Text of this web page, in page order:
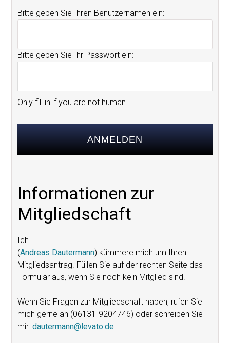
Only fill in if you are not human
Informationen zur
Mitgliedschaft
Ich
(Andreas Dautermann) kümmere mich um Ihren
Mitgliedsantrag. Füllen Sie auf der rechten Seite das
Formular aus, wenn Sie noch kein Mitglied sind.
Wenn Sie Fragen zur Mitgliedschaft haben, rufen Sie
mich gerne an (06131-9204746) oder schreiben Sie
mir:dautermann@levato.de.